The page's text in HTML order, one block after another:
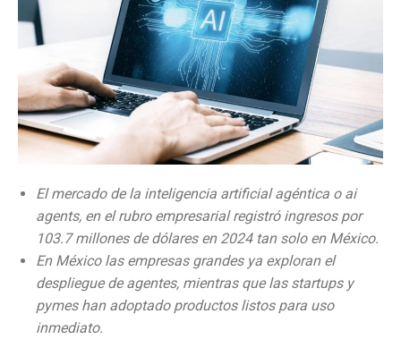
El mercado de la inteligencia artificial agéntica o ai
agents, en el rubro empresarial registró ingresos por
103.7 millones de dólares en 2024 tan solo en México.
En México las empresas grandes ya exploran el
despliegue de agentes, mientras que las startups y
pymes han adoptado productos listos para uso
inmediato.